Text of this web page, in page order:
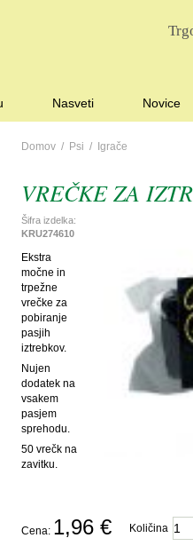
Nasveti Novice
Domov / Psi / Igrače
VREČKE ZA
Šifra izdelka:
KRU274610
Ekstra
močne in
trpežne
vrečke za
pobiranje
pasjih
iztrebkov.
Nujen
dodatek na
vsakem
pasjem
sprehodu.
50 vrečk na
zavitku.
Cena: 1,96 € Količina